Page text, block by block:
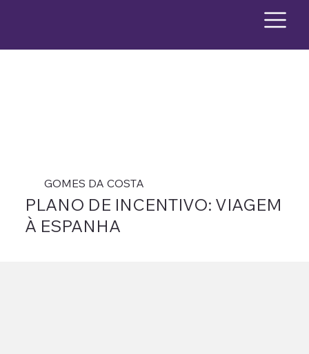
GOMES DA COSTA
PLANO DE INCENTIVO: VIAGEM
À ESPANHA